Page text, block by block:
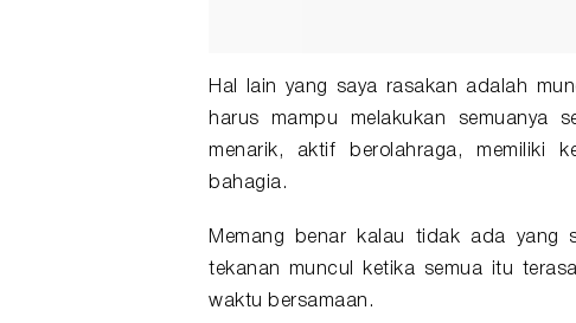
Hal lain yang saya rasakan adalah
harus mampu melakukan semuanya
menarik, aktif berolahraga, memiliki
bahagia.
Memang benar kalau tidak ada yang
tekanan muncul ketika semua itu
waktu bersamaan.